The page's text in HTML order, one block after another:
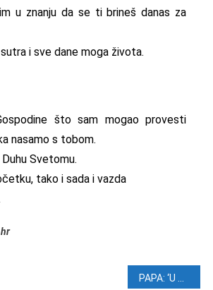
u znanju da se ti brineš danas za
i sve dane moga života.
što sam mogao provesti
nasamo s tobom.
Svetomu.
tako i sada i vazda
objava